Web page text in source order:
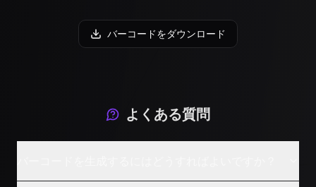
バーコードをダウンロード
よくある質問